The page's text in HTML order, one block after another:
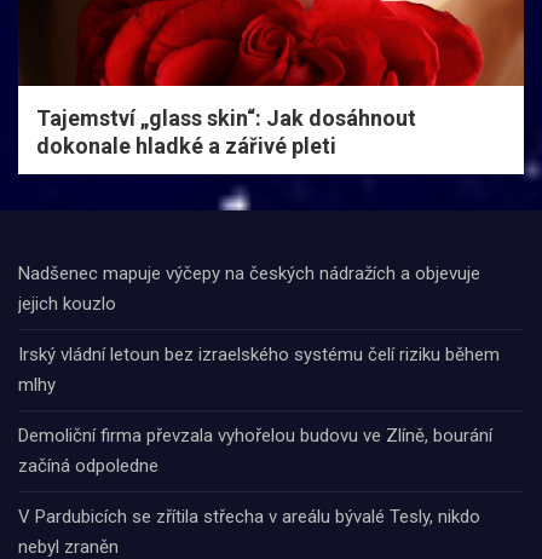
Tajemství „glass skin“: Jak dosáhnout
dokonale hladké a zářivé pleti
Nadšenec mapuje výčepy na českých nádražích a objevuje
jejich kouzlo
Irský vládní letoun bez izraelského systému čelí riziku během
mlhy
Demoliční firma převzala vyhořelou budovu ve Zlíně, bourání
začíná odpoledne
V Pardubicích se zřítila střecha v areálu bývalé Tesly, nikdo
nebyl zraněn